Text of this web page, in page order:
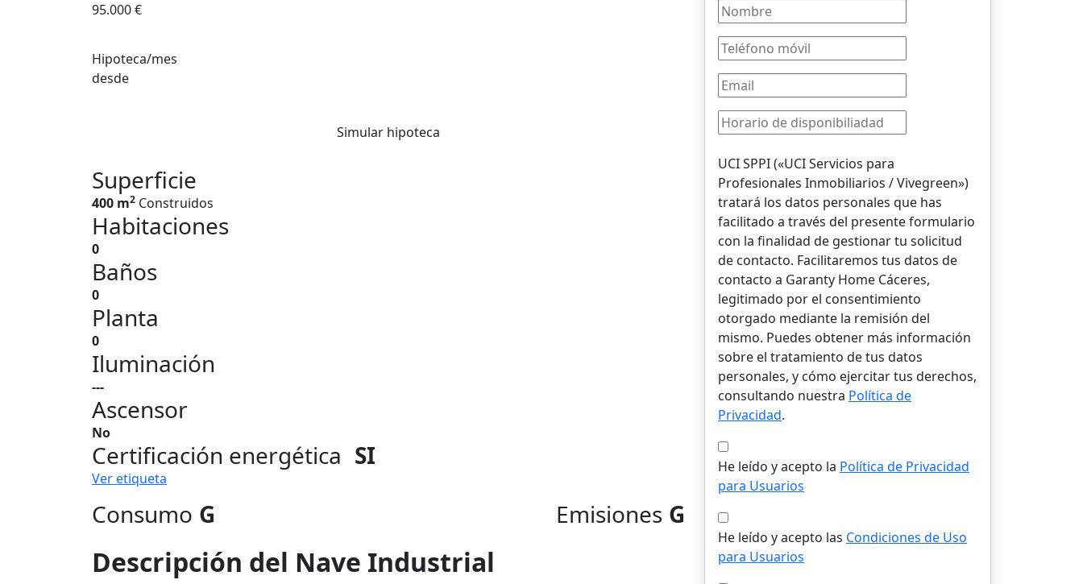
95.000 €
Hipoteca/mes
desde
Simular hipoteca
Superficie
400 m2 Construidos
Habitaciones
0
Baños
0
Planta
0
Iluminación
---
Ascensor
No
Certificación energética SI
Ver etiqueta
Consumo G Emisiones G
Descripción del Nave Industrial
UCI SPPI («UCI Servicios para
Profesionales Inmobiliarios / Vivegreen»)
tratará los datos personales que has
facilitado a través del presente formulario
con la finalidad de gestionar tu solicitud
de contacto. Facilitaremos tus datos de
contacto a Garanty Home Cáceres,
legitimado por el consentimiento
otorgado mediante la remisión del
mismo. Puedes obtener más información
sobre el tratamiento de tus datos
personales, y cómo ejercitar tus derechos,
consultando nuestra Política de
Privacidad.
He leído y acepto la Política de Privacidad
para Usuarios
He leído y acepto las Condiciones de Uso
para Usuarios